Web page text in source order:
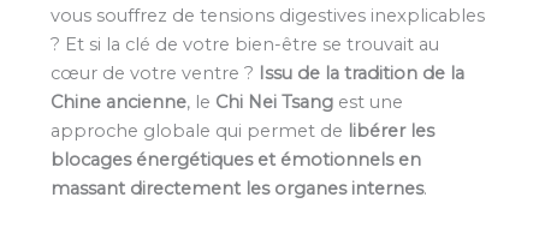
vous souffrez de tensions digestives inexplicables
? Et si la clé de votre bien-être se trouvait au
cœur de votre ventre ? Issu de la tradition de la
Chine ancienne, le Chi Nei Tsangest une
approche globale qui permet de libérer les
blocages énergétiques et émotionnels en
massant directement les organes internes.